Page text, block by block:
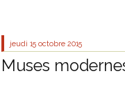
jeudi 15 octobre 2015
Muses